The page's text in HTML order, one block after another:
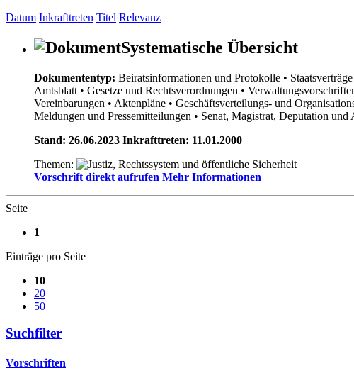
Datum Inkrafttreten Titel Relevanz
Systematische Übersicht
Dokumententyp: Beiratsinformationen und Protokolle • Staatsverträge
Amtsblatt • Gesetze und Rechtsverordnungen •
Vereinbarungen • Aktenpläne • Geschäftsverteilungs- und
Meldungen und Pressemitteilungen • Senat, Magistrat, Deputation und
Stand: 26.06.2023 Inkrafttreten: 11.01.2000
Themen:
Vorschrift direkt aufrufen Mehr Informationen
Seite
1
Einträge pro Seite
10
20
50
Suchfilter
Vorschriften